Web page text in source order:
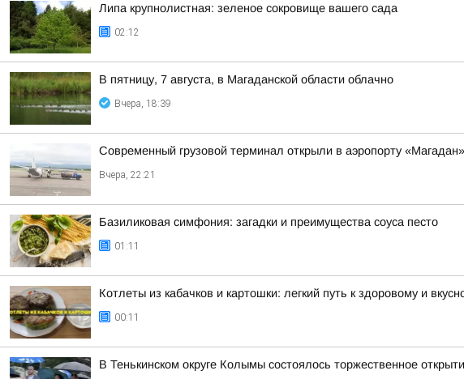
Липа крупнолистная: зеленое сокровище вашего сада
02:12
В пятницу, 7 августа, в Магаданской области облачно
Вчера, 18:39
Современный грузовой терминал открыли в аэропорту
Вчера, 22:21
Базиликовая симфония: загадки и преимущества соуса песто
01:11
Котлеты из кабачков и картошки: легкий путь к здоровому и
00:11
В Тенькинском округе Колымы состоялось торжественное